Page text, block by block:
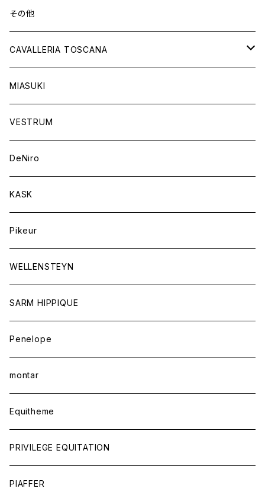
ショートブーツ
チャップス
グローブ
ソックス
キャップ
アスコットタイ
バッグ
ネクタイ
スカーフ
ジュエリー
サドルパッド
イヤーネット
バンデージ
ラグ
その他
CAVALLERIA TOSCANA
レディス
競技用ジャケット
キュロット
メンズ
競技用ジャケット
キュロット
MIASUKI
VESTRUM
DeNiro
KASK
Pikeur
WELLENSTEYN
SARM HIPPIQUE
Penelope
montar
Equitheme
PRIVILEGE EQUITATION
PIAFFER